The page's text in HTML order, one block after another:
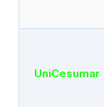
UniCesumar